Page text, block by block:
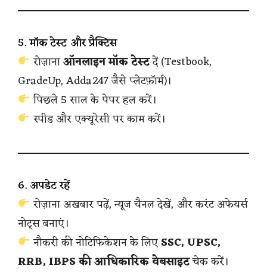
5. मॉक टेस्ट और प्रैक्टिस
रोज़ानाऑनलाइन मॉक टेस्टदें (Testbook,
GradeUp, Adda247 जैसे प्लेटफ़ॉर्म)।
पिछले 5 साल के पेपर हल करें।
स्पीड और एक्यूरेसी पर काम करें।
6. अपडेट रहें
रोज़ाना अखबार पढ़ें, न्यूज चैनल देखें, और करंट अफेयर्स
नोट्स बनाएं।
नौकरी की नोटिफिकेशन के लिएSSC, UPSC,
RRB, IBPS की आधिकारिक वेबसाइटचेक करें।